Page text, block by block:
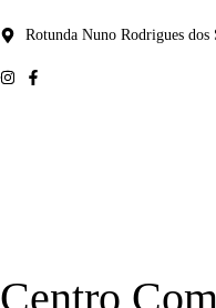
Rotunda Nuno Rodrigues
Centro